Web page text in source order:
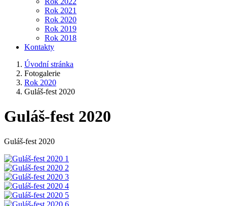
Rok 2021
Rok 2020
Rok 2019
Rok 2018
Kontakty
Úvodní stránka
Fotogalerie
Rok 2020
Guláš-fest 2020
Guláš-fest 2020
Guláš-fest 2020